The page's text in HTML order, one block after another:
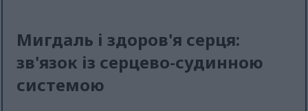
Мигдаль і здоров'я серця:
зв'язок із серцево-судинною
системою